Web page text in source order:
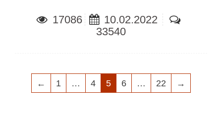
17086
10.02.2022
33540
НАВИГАЦИЯ
← 1 … 4 5 6 … 22 →